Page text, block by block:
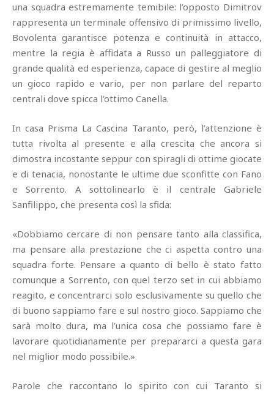
una squadra estremamente temibile: l’opposto Dimitrov
rappresenta un terminale offensivo di primissimo livello,
Bovolenta garantisce potenza e continuità in attacco,
mentre la regia è affidata a Russo un palleggiatore di
grande qualità ed esperienza, capace di gestire al meglio
un gioco rapido e vario, per non parlare del reparto
centrali dove spicca l’ottimo Canella.
In casa Prisma La Cascina Taranto, però, l’attenzione è
tutta rivolta al presente e alla crescita che ancora si
dimostra incostante seppur con spiragli di ottime giocate
e di tenacia, nonostante le ultime due sconfitte con Fano
e Sorrento. A sottolinearlo è il centrale Gabriele
Sanfilippo, che presenta così la sfida:
«Dobbiamo cercare di non pensare tanto alla classifica,
ma pensare alla prestazione che ci aspetta contro una
squadra forte. Pensare a quanto di bello è stato fatto
comunque a Sorrento, con quel terzo set in cui abbiamo
reagito, e concentrarci solo esclusivamente su quello che
di buono sappiamo fare e sul nostro gioco. Sappiamo che
sarà molto dura, ma l’unica cosa che possiamo fare è
lavorare quotidianamente per prepararci a questa gara
nel miglior modo possibile.»
Parole che raccontano lo spirito con cui Taranto si